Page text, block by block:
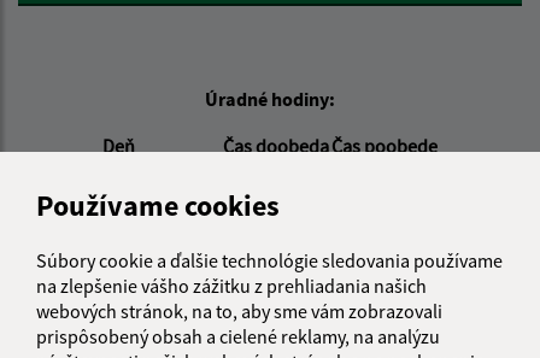
Používame cookies
Súbory cookie a ďalšie technológie sledovania používame
na zlepšenie vášho zážitku z prehliadania našich
webových stránok, na to, aby sme vám zobrazovali
prispôsobený obsah a cielené reklamy, na analýzu
Úradné hodiny:
Deň
Čas doobedaČas poobede
Utorok:
08:00 - 11:00
Štvrtok:
nestránkový deň
Piatok:
08:00 - 11:00
Pokladničné hodiny: